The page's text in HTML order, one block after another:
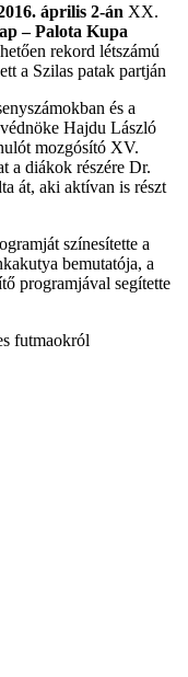
április 2-án XX.
– Palota Kupa
rekord létszámú
a Szilas patak partján
és a
Hajdu László
mozgósító XV.
a diákok részére Dr.
át, aki aktívan is részt
színesítette a
bemutatója, a
programjával segítette
futmaokról